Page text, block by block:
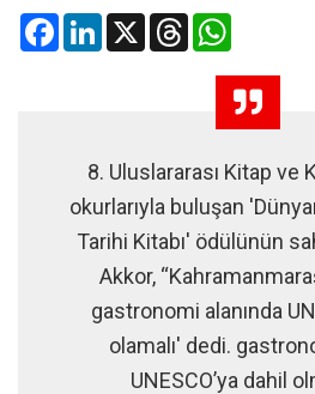
FacebookLinkedIn
X Threads
8. Uluslararası Kitap ve
okurlarıyla buluşan
Tarihi Kitabı' ödülünün
Akkor,
gastronomi alanında
olamalı' dedi.
UNESCO’ya dahil